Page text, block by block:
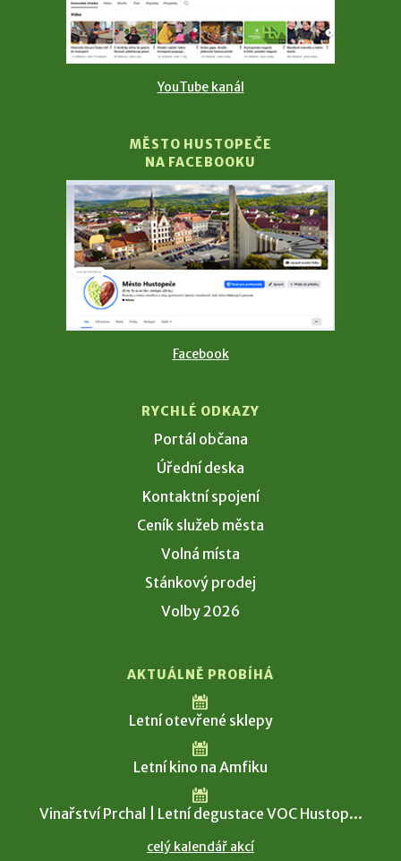
YouTube kanál
MĚSTO HUSTOPEČE
NA FACEBOOKU
Facebook
RYCHLÉ ODKAZY
Portál občana
Úřední deska
Kontaktní spojení
Ceník služeb města
Volná místa
Stánkový prodej
Volby 2026
AKTUÁLNĚ PROBÍHÁ
Letní otevřené sklepy
Letní kino na Amfiku
Vinařství Prchal | Letní degustace VOC Hustop...
celý kalendář akcí